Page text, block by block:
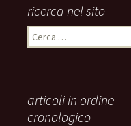
ricerca nel sito
Ricerca
per:
articoli in ordine
cronologico